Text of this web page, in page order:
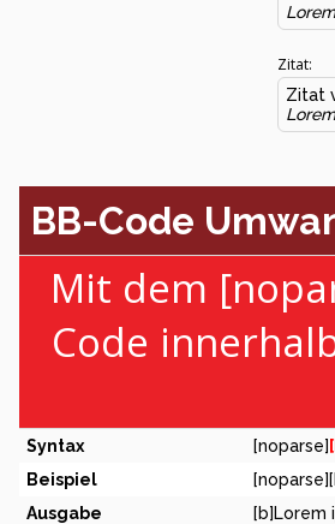
Zitat:
Zitat
BB-Code
Mit dem
Code
Syntax [noparse]
Beispiel
Ausgabe
[b]Lorem